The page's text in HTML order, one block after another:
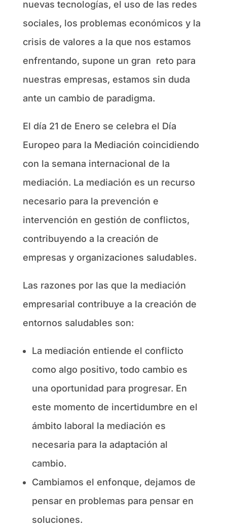
nuevas tecnologías, el uso de las redes
sociales, los problemas económicos y la
crisis de valores a la que nos estamos
enfrentando, supone un gran reto para
nuestras empresas, estamos sin duda
ante un cambio de paradigma.
El día 21 de Enero se celebra el Día
Europeo para la Mediación coincidiendo
con la semana internacional de la
mediación. La mediación es un recurso
necesario para la prevención e
intervención en gestión de conflictos,
contribuyendo a la creación de
empresas y organizaciones saludables.
Las razones por las que la mediación
empresarial contribuye a la creación de
entornos saludables son:
La mediación entiende el conflicto
como algo positivo, todo cambio es
una oportunidad para progresar. En
este momento de incertidumbre en el
ámbito laboral la mediación es
necesaria para la adaptación al
cambio.
Cambiamos el enfonque, dejamos de
pensar en problemas para pensar en
soluciones.